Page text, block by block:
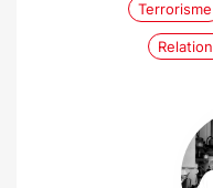
Terrorisme